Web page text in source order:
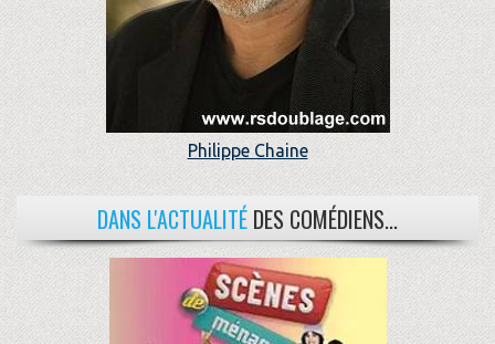
Philippe Chaine
DANS L'ACTUALITÉ DES COMÉDIENS...